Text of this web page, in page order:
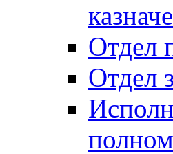
Отдел
Отдел